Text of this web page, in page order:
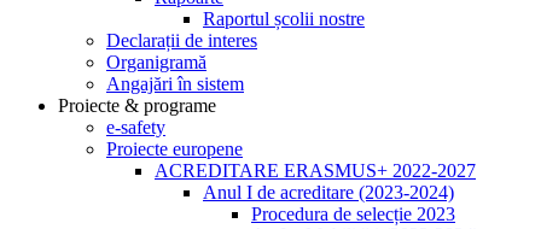
Raportul școlii nostre
Declarații de interes
Organigramă
Angajări în sistem
Proiecte & programe
e-safety
Proiecte europene
ACREDITARE ERASMUS+ 2022-2027
Anul I de acreditare (2023-2024)
Procedura de selecție 2023